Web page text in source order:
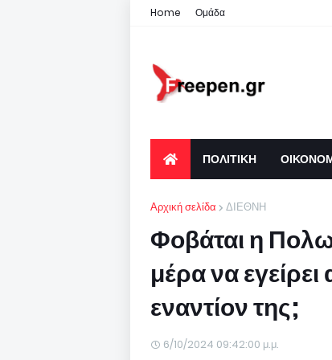
Home Ομάδα
ΠΟΛΙΤΙΚΗ
Αρχική σελίδα ΔΙΕΘΝΗ
Φοβάται η
μέρα να
εναντίον της;
6/10/2024 09:42:00 μ.μ.